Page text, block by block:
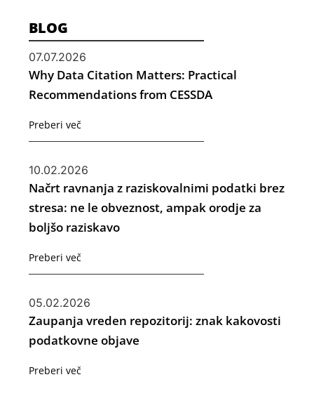
BLOG
07.07.2026
Why Data Citation Matters: Practical
Recommendations from CESSDA
Preberi več
10.02.2026
Načrt ravnanja z raziskovalnimi podatki brez
stresa: ne le obveznost, ampak orodje za
boljšo raziskavo
Preberi več
05.02.2026
Zaupanja vreden repozitorij: znak kakovosti
podatkovne objave
Preberi več